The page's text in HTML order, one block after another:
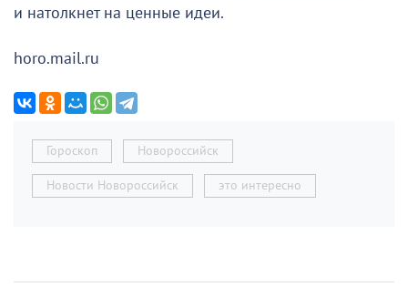
и натолкнет на ценные идеи.
horo.mail.ru
Гороскоп Новороссийск
Новости Новороссийск это интересно